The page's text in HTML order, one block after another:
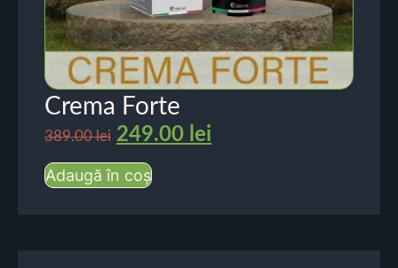
Crema Forte
389.00lei 249.00 lei
Adaugă în coș